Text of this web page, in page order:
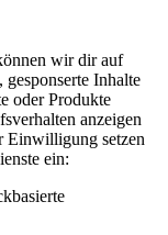
wir dir auf
gesponserte Inhalte
oder Produkte
anzeigen
Einwilligung setzen
ein: